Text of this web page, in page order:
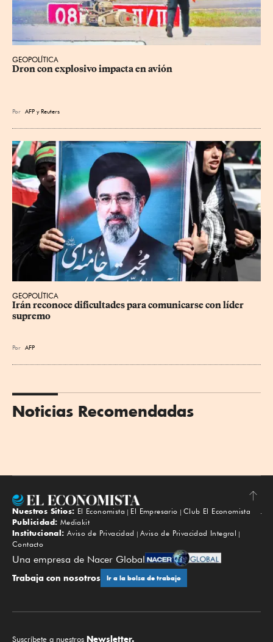
GEOPOLÍTICA
Dron con explosivo impacta en avión
Por AFP yReuters
GEOPOLÍTICA
Irán reconoce dificultades para comunicarse con líder
supremo
Por AFP
Noticias Recomendadas
Subir
Nuestros Sitios: El Economista El Empresario
Club El Economista
Publicidad: Mediakit
Institucional: Aviso de Privacidad
Aviso de Privacidad Integral
Contacto
Una empresa de Nacer Global
Trabaja con nosotros Ir a la bolsa de trabajo
Suscríbete a nuestros Newsletter.